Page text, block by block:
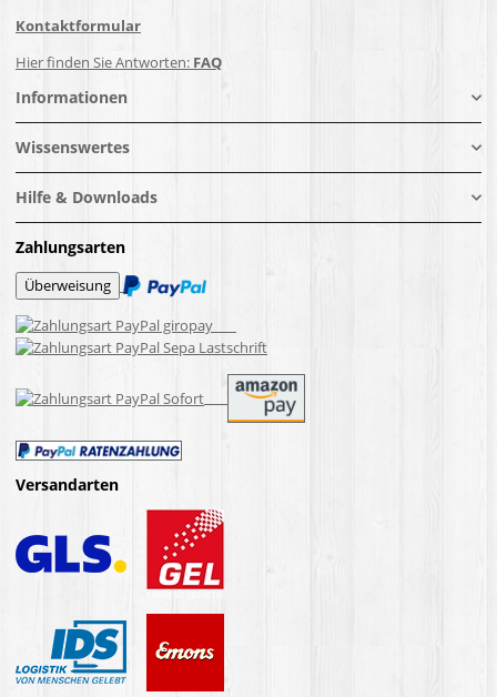
Kontaktformular
Hier finden Sie Antworten: FAQ
Informationen
Wissenswertes
Hilfe & Downloads
Zahlungsarten
Versandarten